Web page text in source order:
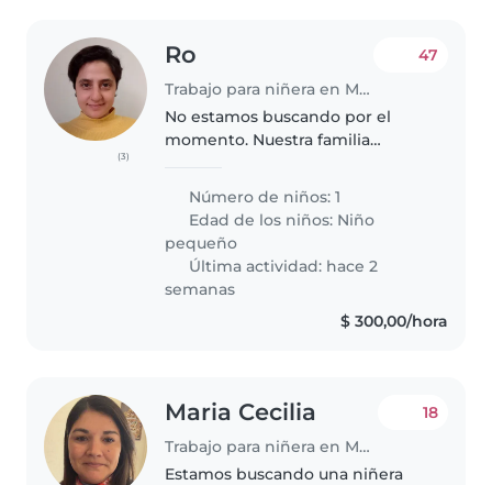
(3)
Ro
Trabajo para niñera en Montevideo
47
No estamos buscando por el
momento. Nuestra familia
nuestra criaturita llena de
energía. Buscamos un(a)
babysitter, nanny o cuidador que
sea cariñoso..
Número de niños: 1
Edad de los niños: Niño
pequeño
Última actividad: hace 2
semanas
$ 300,00/hora
Maria Cecilia
Trabajo para niñera en Montevideo
18
Estamos buscando una niñera